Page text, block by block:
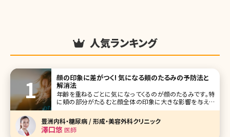
人気ランキング
顔の印象に差がつく! 気になる頬のたるみの予防法と
解消法
年齢を重ねるごとに気になってくるのが顔のたるみです。特
に頬の部分がたるむと顔全体の印象に大きな影響を与えま
す。頬のたるみが目立ってしまうと実年齢よりも上に見られ
てしまう原因にもなります。「いつまでも若々しい印象でいた
い」。 これは男女問わず、多くの人にとって共通の希望かと思
います。たるみを全く
豊洲内科・糖尿病 / 形成・美容外科クリニック
澤口悠 医師